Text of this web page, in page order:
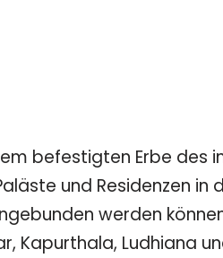
befestigten Erbe des
und Residenzen in
werden
Kapurthala, Ludhiana